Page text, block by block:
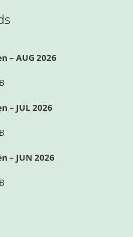
– AUG 2026
– JUL 2026
– JUN 2026